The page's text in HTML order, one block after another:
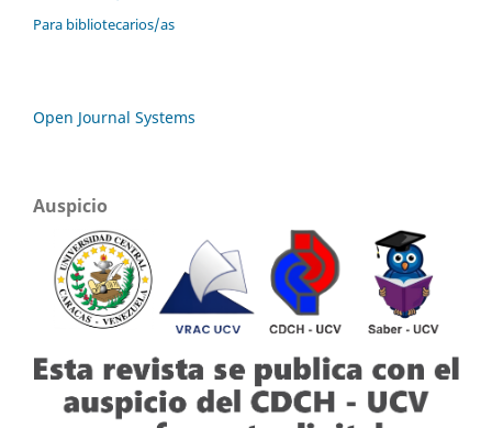
Para bibliotecarios/as
Open Journal Systems
Auspicio